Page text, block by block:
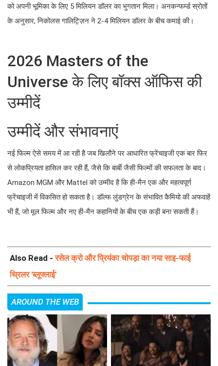
को अपनी भूमिका के लिए 5 मिलियन डॉलर का भुगतान मिला। अनकन्फर्म्ड स्रोतों
के अनुसार, निकोलस गालिट्ज़िन ने 2-4 मिलियन डॉलर के बीच कमाई की।
2026 Masters of the
Universe के लिए बॉक्स ऑफिस की
उम्मीदें
उम्मीदें और संभावनाएं
नई फिल्म ऐसे समय में आ रही है जब खिलौने पर आधारित फ्रेंचाइजी एक बार फिर
से लोकप्रियता हासिल कर रही हैं, जैसे कि बार्बी जैसी फिल्मों की सफलता के बाद।
Amazon MGM और Mattel को उम्मीद है कि ही-मैन एक और महत्वपूर्ण
फ्रेंचाइजी में विकसित हो सकता है। डॉल्फ लुंडग्रेन के संभावित कैमियो की अफवाहें
भी हैं, जो मूल फिल्म और नए ही-मैन कहानियों के बीच एक कड़ी बना सकती हैं।
Also Read -रसेल क्रो और प्रियंका चोपड़ा का नया साइ-फाई
थ्रिलर 'ब्लूफ्लाई'
AROUND THE WEB